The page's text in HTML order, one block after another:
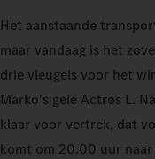
Het aanstaande
maar vandaag is het
drie vleugels voor het
Marko's gele Actros L.
klaar voor vertrek, dat
komt om 20.00 uur